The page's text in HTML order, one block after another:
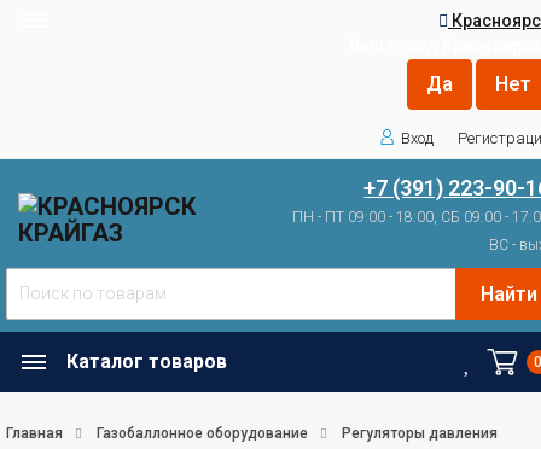
Вход
+7 (391) 223-90-
ПН - ПТ 09:00 - 18:00, СБ 09:00 -
ВС -
Найти
Каталог товаров
Главная Газобаллонное оборудование Регуляторы давления